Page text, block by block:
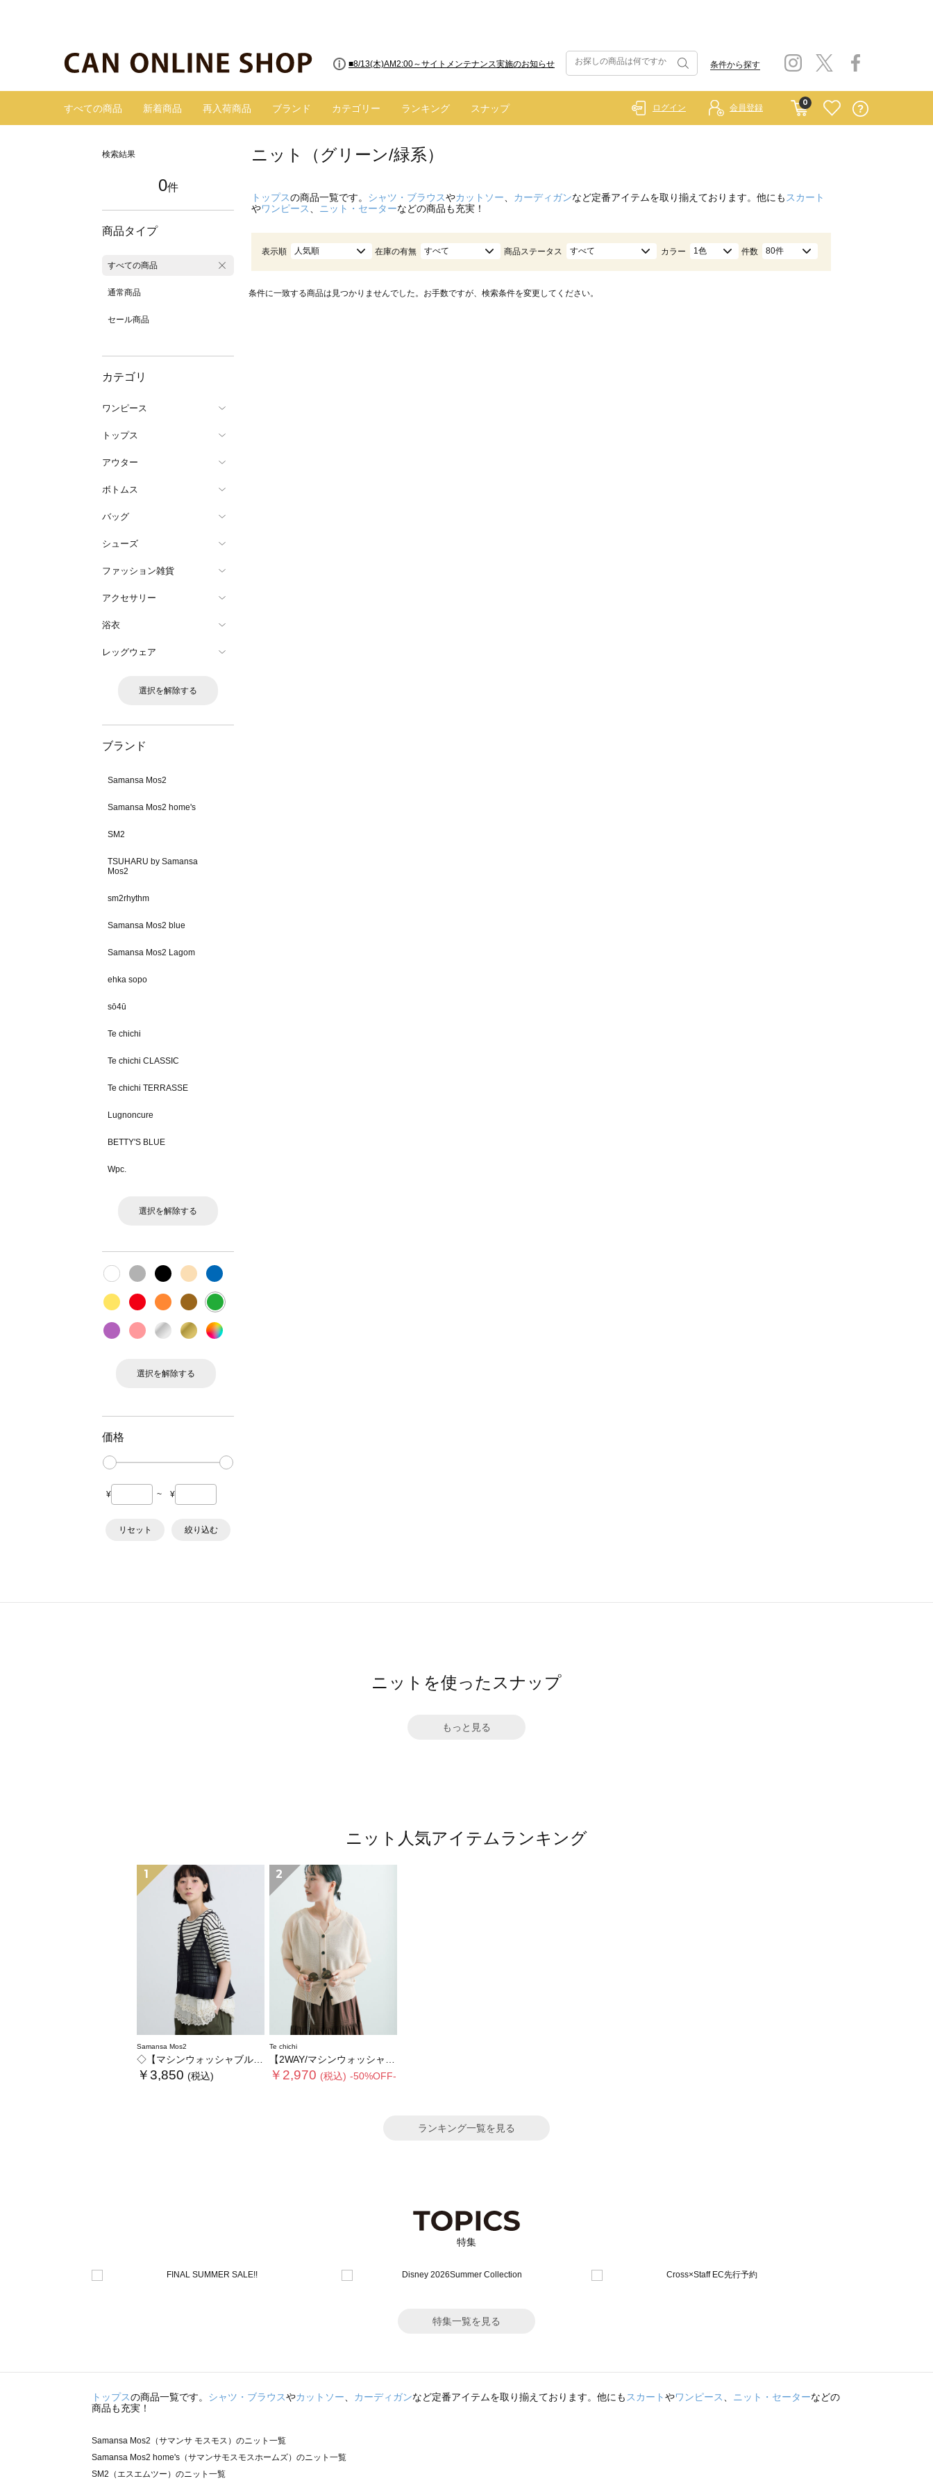
■8/13(木)AM2:00～サイトメンテナンス実施のお知らせ
■【お知らせ】ヤマト運輸の配送遅延・停止について 条件から探す
すべての商品 新着商品 再入荷商品 ブランド カテゴリー ランキング スナップ
0
ログイン 会員登録
検索結果
0件
商品タイプ
すべての商品
通常商品
セール商品
カテゴリ
ワンピース
トップス
アウター
ボトムス
バッグ
シューズ
ファッション雑貨
アクセサリー
浴衣
レッグウェア
選択を解除する
ブランド
Samansa Mos2
Samansa Mos2 home's
SM2
TSUHARU by Samansa
Mos2
sm2rhythm
Samansa Mos2 blue
Samansa Mos2 Lagom
ehka sopo
sō4ū
Te chichi
Te chichi CLASSIC
Te chichi TERRASSE
Lugnoncure
BETTY'S BLUE
Wpc.
選択を解除する
選択を解除する
価格
¥ ~ ¥
リセット 絞り込む
ニット（グリーン/緑系）
トップスの商品一覧です。 シャツ・ブラウスやカットソー カーディガンなど定番アイテムを取り揃えております。他にも スカート
やワンピース ニット・セーターなどの商品も充実！
表示順 人気順 在庫の有無 すべて 商品ステータス すべて カラー 1色 件数 80件
条件に一致する商品は見つかりませんでした。お手数ですが、検索条件を変更してください。
ニットを使ったスナップ
もっと見る
ニット人気アイテムランキング
1
Samansa Mos2
◇【マシンウォッシャブル】ペプラムニットビスチェ
￥3,850 (税込)
2
Te chichi
【2WAY/マシンウォッシャブル】ペーパータッチハーフスリーブニット
￥2,970 (税込) -50%OFF-
ランキング一覧を見る
特集
特集一覧を見る
トップスの商品一覧です。 シャツ・ブラウスやカットソー、 カーディガンなど定番アイテムを取り揃えております。他にもスカートやワンピース、 ニット・セーターなどの
商品も充実！
Samansa Mos2（サマンサ モスモス）のニット一覧
Samansa Mos2 home's（サマンサモスモスホームズ）のニット一覧
SM2（エスエムツー）のニット一覧